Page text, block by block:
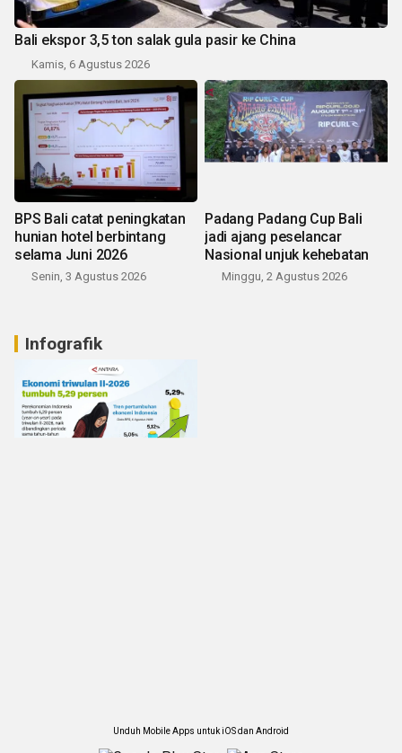
Bali ekspor 3,5 ton salak gula pasir ke China
Kamis, 6 Agustus 2026
BPS Bali catat peningkatan
hunian hotel berbintang
selama Juni 2026
Senin, 3 Agustus 2026
Padang Padang Cup Bali
jadi ajang peselancar
Nasional unjuk kehebatan
Minggu, 2 Agustus 2026
Infografik
Unduh Mobile Apps untuk iOS dan Android